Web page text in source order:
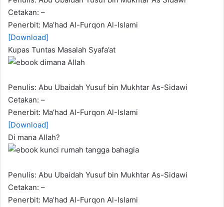
Cetakan: –
Penerbit: Ma’had Al-Furqon Al-Islami
[Download]
Kupas Tuntas Masalah Syafa’at
Penulis: Abu Ubaidah Yusuf bin Mukhtar As-Sidawi
Cetakan: –
Penerbit: Ma’had Al-Furqon Al-Islami
[Download]
Di mana Allah?
Penulis: Abu Ubaidah Yusuf bin Mukhtar As-Sidawi
Cetakan: –
Penerbit: Ma’had Al-Furqon Al-Islami